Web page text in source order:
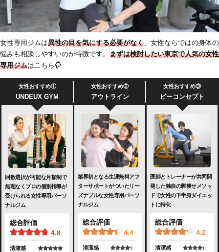
女性専用ジムは異性の目を気にする必要がなく 、女性ならではの身体の
悩みも相談しやすいのが特徴です。 まずは検討したい東京で人気の女性
専用ジムはこちら
女性おすすめ①
UNDEUX GYM
女性おすすめ②
アウトライン
女性おすすめ③
ビーコンセプト
回数選択が可能な月額制で
無理なくプロの個別指導が
受けられる女性専用パーソ
ナルジム
総合評価
4.8
清潔感
業界初となる生涯無料アフ
ターサポートがついたリー
ズナブルな女性専用パーソ
ナルジム
総合評価
4.4
清潔感
医師とトレーナーが共同開
発した独自の脚痩せメソッ
ドで女性の下半身ダイエッ
トに特化
総合評価
4.2
清潔感